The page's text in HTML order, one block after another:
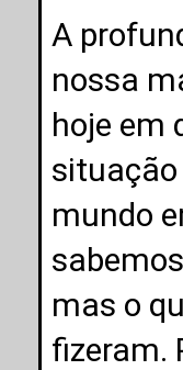
A
nossa
hoje em
situação
mundo
mas o
fizeram.